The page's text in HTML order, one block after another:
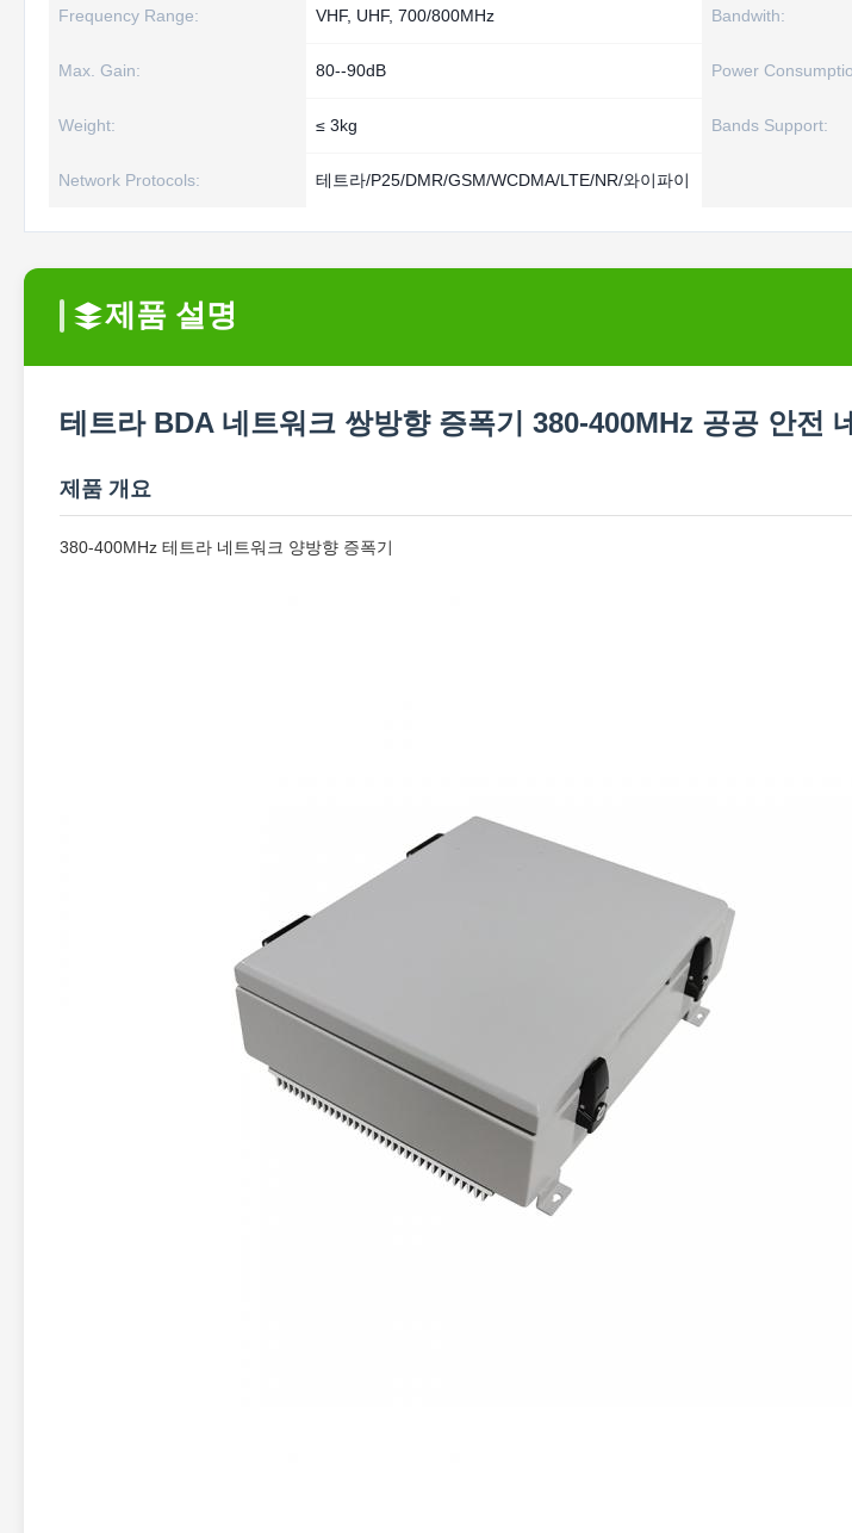
Frequency Range: VHF, UHF, 700/800MHz Bandwith:
Max. Gain: 80--90dB Power
Weight: ≤ 3kg Bands Support:
Network Protocols: 테트라/P25/DMR/GSM/WCDMA/LTE/NR/와이파이
제품 설명
테트라 BDA 네트워크 쌍방향 증폭기 380-400MHz 공공 안전
제품 개요
380-400MHz 테트라 네트워크 양방향 증폭기